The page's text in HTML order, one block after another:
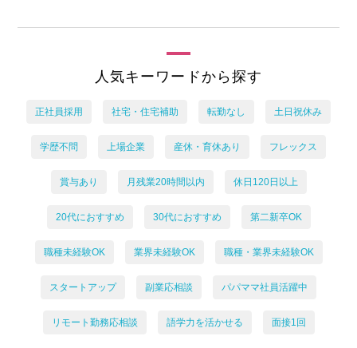
人気キーワードから探す
正社員採用 社宅・住宅補助 転勤なし 土日祝休み
学歴不問 上場企業 産休・育休あり フレックス
賞与あり 月残業20時間以内 休日120日以上
20代におすすめ 30代におすすめ 第二新卒OK
職種未経験OK 業界未経験OK 職種・業界未経験OK
スタートアップ 副業応相談 パパママ社員活躍中
リモート勤務応相談 語学力を活かせる 面接1回